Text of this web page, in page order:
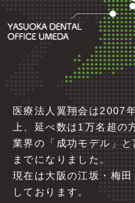
医療法人翼翔会は2007
上、延べ数は1万名超の
業界の「成功モデル」
までになりました。
現在は大阪の江坂・梅
しております。